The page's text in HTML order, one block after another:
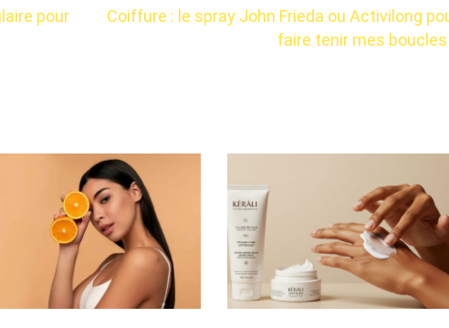
pour
Coiffure : le spray John Frieda ou Activilong
faire tenir mes boucles